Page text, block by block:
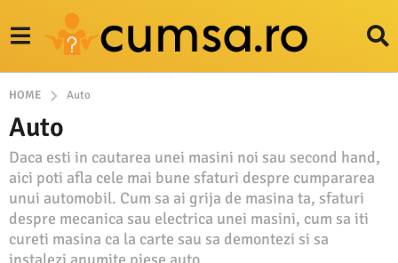
HOME Auto
Auto
Daca esti in cautarea unei masini noi sau second hand,
aici poti afla cele mai bune sfaturi despre cumpararea
unui automobil. Cum sa ai grija de masina ta, sfaturi
despre mecanica sau electrica unei masini, cum sa iti
cureti masina ca la carte sau sa demontezi si sa